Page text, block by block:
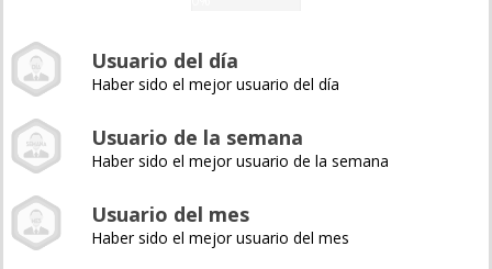
Usuario del día
Haber sido el mejor usuario del día
Usuario de la semana
Haber sido el mejor usuario de la semana
Usuario del mes
Haber sido el mejor usuario del mes